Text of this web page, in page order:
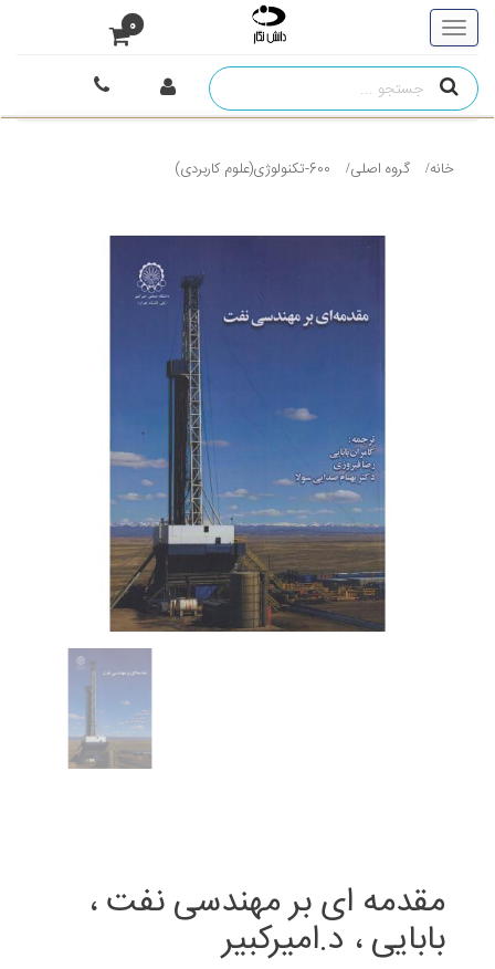
0
خانه گروه اصلی 600-تکنولوژی(علوم کاربردی)
مقدمه ای بر مهندسی نفت ،
بابایی ، د.امیرکبیر